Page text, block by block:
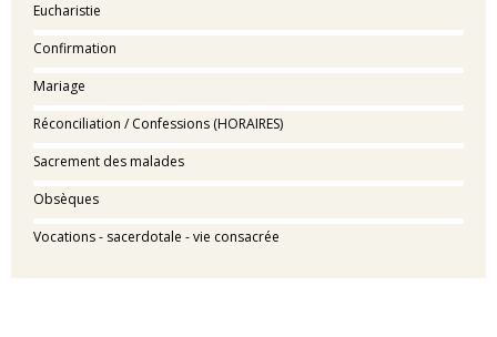
Eucharistie
Confirmation
Mariage
Réconciliation / Confessions (HORAIRES)
Sacrement des malades
Obsèques
Vocations - sacerdotale - vie consacrée